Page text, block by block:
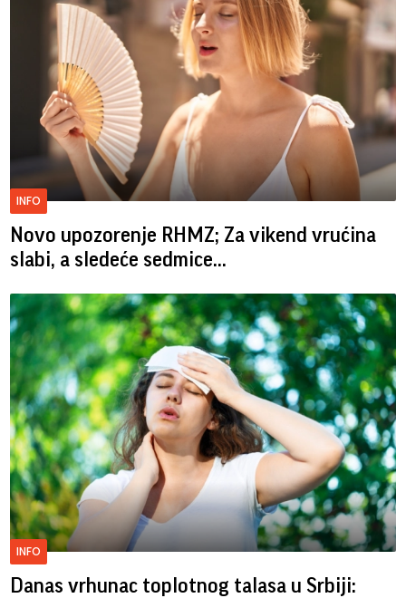
INFO
Novo upozorenje RHMZ; Za vikend vrućina
slabi, a sledeće sedmice...
INFO
Danas vrhunac toplotnog talasa u Srbiji: